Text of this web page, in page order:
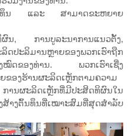
ນທຶນ ແລະ ສາມາດຂະຫຍາຍ
ຜົນ, ການບູລະນາການແນວຕັ້ງ,
ປະລິມານຫຼາຍຂອງພວກເຮົາຖືກ
ງໝົດຂອງທ່ານ. ພວກເຮົາເຊີ່ງ
ຂອງຮ້ານຜະລິດເຫຼັກຕາມຄວາມ
ນຜະລິດເຫຼັກທີ່ມີປະສິດທິຜົນໃນ
ງຕົ້ນທຶນທີ່ເໝາະສົມທີ່ສຸດສຳລັບ